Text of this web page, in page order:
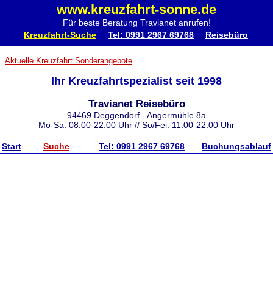
www.kreuzfahrt-sonne.de
Für beste Beratung Travianet anrufen!
Kreuzfahrt-Suche Tel: 0991 2967 69768 Reisebüro
Aktuelle Kreuzfahrt Sonderangebote
Ihr Kreuzfahrtspezialist seit 1998
Travianet Reisebüro
94469 Deggendorf - Angermühle 8a
Mo-Sa: 08:00-22:00 Uhr // So/Fei: 11:00-22:00 Uhr
Start Suche Tel: 0991 2967 69768 Buchungsablauf